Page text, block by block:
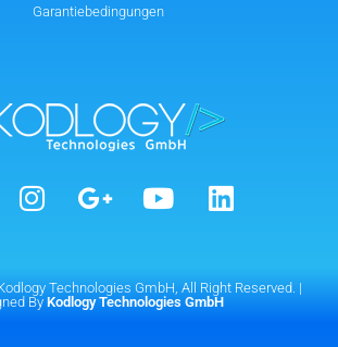
Garantiebedingungen
Technologies GmbH, All Right Reserved. |
By Kodlogy Technologies GmbH